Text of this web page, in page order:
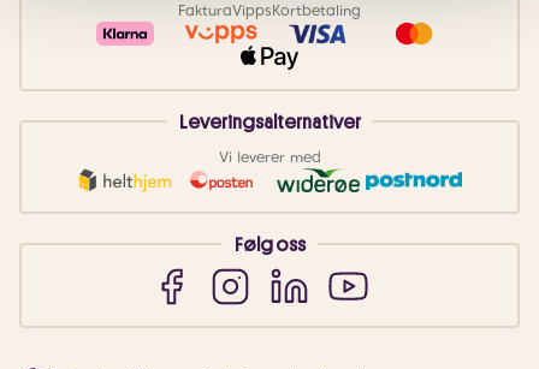
FakturaVippsKortbetaling
Leveringsalternativer
Vi leverer med
Følg oss